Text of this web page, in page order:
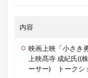
内容
映画上映「小さき
上映髙寺 成紀氏((
ーサー) トークシ